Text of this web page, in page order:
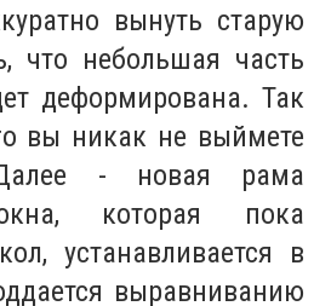
вынуть старую
что небольшая часть
деформирована. Так
вы никак не выймете
- новая рама
которая пока
устанавливается в
выравниванию